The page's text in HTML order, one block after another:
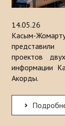
14.05.26
Касым-
представили
проектов
информации
Акорды.